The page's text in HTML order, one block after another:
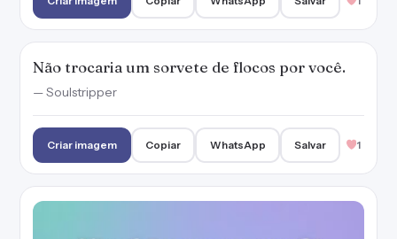
pode tomar hoje.